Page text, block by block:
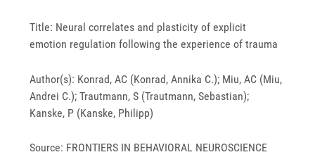
Title: Neural correlates and plasticity of explicit
emotion regulation following the experience of trauma
Author(s): Konrad, AC (Konrad, Annika C.); Miu, AC (Miu,
Andrei C.); Trautmann, S (Trautmann, Sebastian);
Kanske, P (Kanske, Philipp)
Source: FRONTIERS IN BEHAVIORAL NEUROSCIENCE